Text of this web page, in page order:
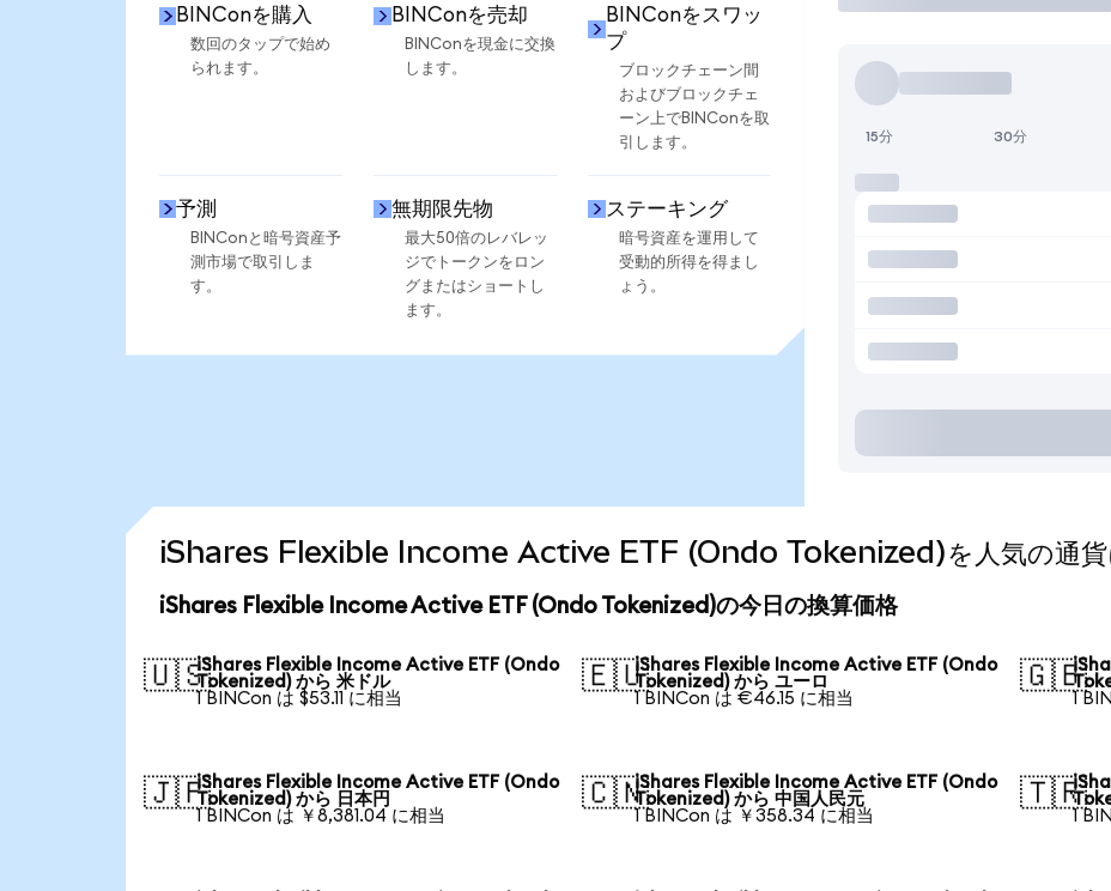
BINConを購入
数回のタップで始め
られます。
BINConを売却
BINConを現金に交換
します。
BINConをスワッ
プ
ブロックチェーン間
およびブロックチェ
ーン上でBINConを取
引します。
予測
BINConと暗号資産予
測市場で取引しま
す。
無期限先物
最大50倍のレバレッ
ジでトークンをロン
グまたはショートし
ます。
ステーキング
暗号資産を運用して
受動的所得を得まし
ょう。
15分 30分
iShares Flexible Income Active ETF (Ondo Tokenized)を人気の通貨
iShares Flexible Income Active ETF (Ondo Tokenized)の今日の換算価格
🇺🇸iShares Flexible Income Active ETF (Ondo
Tokenized) から 米ドル
1 BINCon は $53.11 に相当
🇪🇺iShares Flexible Income Active ETF (Ondo
Tokenized) から ユーロ
1 BINCon は €46.15 に相当
🇬🇧
1
🇯🇵iShares Flexible Income Active ETF (Ondo
Tokenized) から 日本円
1 BINCon は ￥8,381.04 に相当
🇨🇳iShares Flexible Income Active ETF (Ondo
Tokenized) から 中国人民元
1 BINCon は ￥358.34 に相当
🇹🇷
1